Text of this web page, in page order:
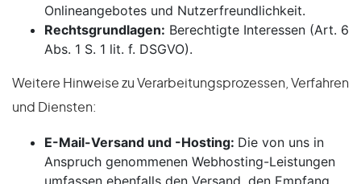
Onlineangebotes und Nutzerfreundlichkeit.
Rechtsgrundlagen: Berechtigte Interessen (Art. 6
Abs. 1 S. 1 lit. f. DSGVO).
Weitere Hinweise zu Verarbeitungsprozessen, Verfahren
und Diensten:
E-Mail-Versand und -Hosting: Die von uns in
Anspruch genommenen Webhosting-Leistungen
umfassen ebenfalls den Versand, den Empfang